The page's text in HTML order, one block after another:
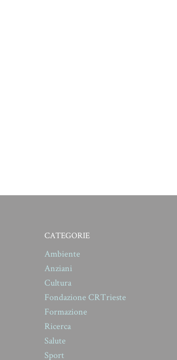
CATEGORIE
Ambiente
Anziani
Cultura
Fondazione CRTrieste
Formazione
Ricerca
Salute
Sport